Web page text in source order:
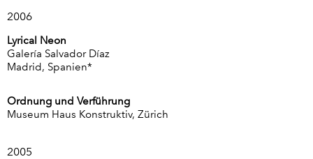
2006
Lyrical Neon
Galería Salvador Díaz
Madrid, Spanien*
Ordnung und Verführung
Museum Haus Konstruktiv, Zürich
2005